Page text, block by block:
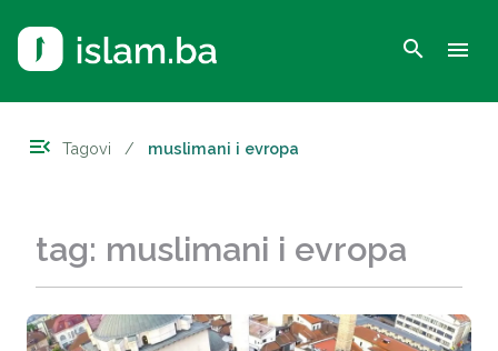
search menu
menu_open Tagovi / muslimani i evropa
tag: muslimani i evropa